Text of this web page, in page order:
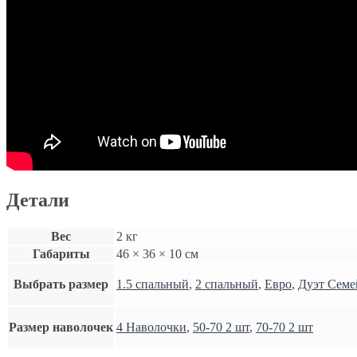
Детали
Вес
2 кг
Габариты
46 × 36 × 10 см
Выбрать размер 1.5 спальный, 2 спальный, Евро, Дуэт
Размер наволочек 4 Наволочки, 50-70 2 шт, 70-70 2 шт